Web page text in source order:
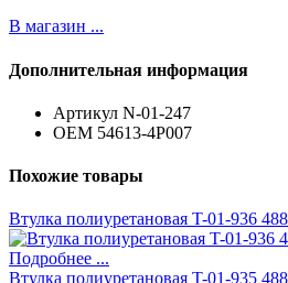
В магазин ...
Дополнительная информация
Артикул N-01-247
ОЕМ 54613-4P007
Похожие товары
Втулка полиуретановая T-01-936
Подробнее ...
Втулка полиуретановая T-01-935